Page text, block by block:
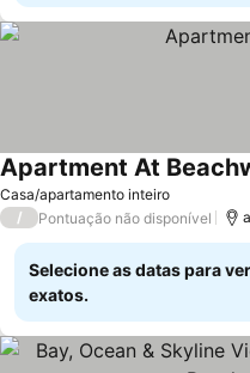
Casa/apartamento inteiro
Apartment At
/ Pontuação não disponível
Selecione as datas para
exatos.